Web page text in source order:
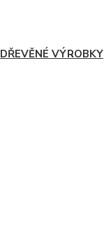
DŘEVĚNÉ VÝROBKY